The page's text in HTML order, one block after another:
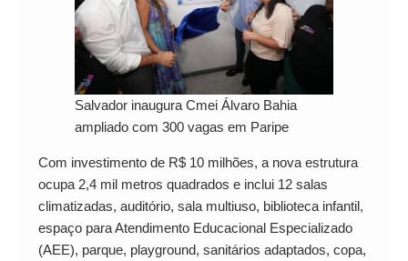
Salvador inaugura Cmei Álvaro Bahia
ampliado com 300 vagas em Paripe
Com investimento de R$ 10 milhões, a nova estrutura
ocupa 2,4 mil metros quadrados e inclui 12 salas
climatizadas, auditório, sala multiuso, biblioteca infantil,
espaço para Atendimento Educacional Especializado
(AEE), parque, playground, sanitários adaptados, copa,